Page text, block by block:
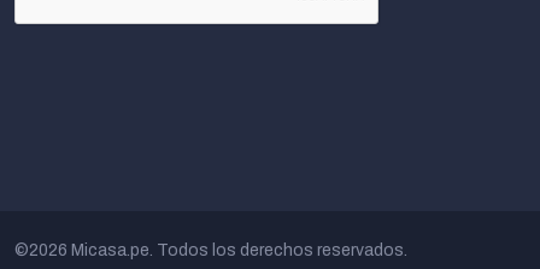
©2026 Micasa.pe. Todos los derechos reservados.